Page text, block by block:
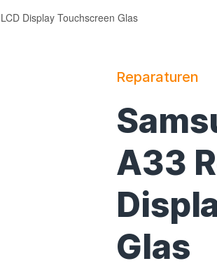
Display Touchscreen Glas
Reparaturen
A33
Glas